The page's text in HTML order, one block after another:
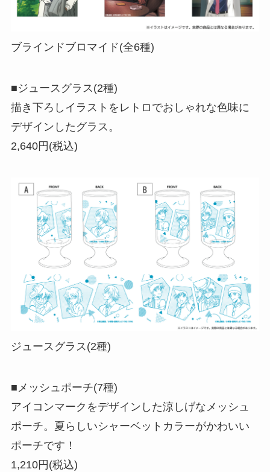
ブラインドブロマイド(全6種)
■ジュースグラス(2種)
描き下ろしイラストをレトロでおしゃれな色味に
デザインしたグラス。
2,640円(税込)
ジュースグラス(2種)
■メッシュポーチ(7種)
アイコンマークをデザインした涼しげなメッシュ
ポーチ。夏らしいシャーベットカラーがかわいい
ポーチです！
1,210円(税込)